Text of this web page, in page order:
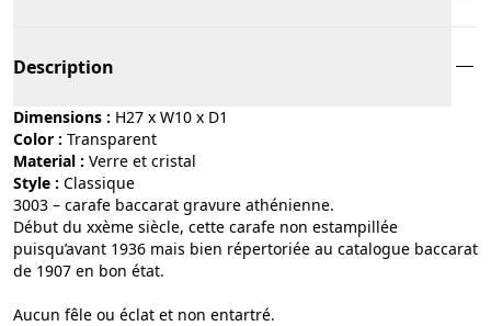
Description
Dimensions : H27 x W10 x D1
Color :
transparent
Material :
verre et cristal
Style :
classique
3003 – carafe baccarat gravure athénienne.
Début du xxème siècle, cette carafe non estampillée
puisqu’avant 1936 mais bien répertoriée au catalogue baccarat
de 1907 en bon état.
Aucun fêle ou éclat et non entartré.